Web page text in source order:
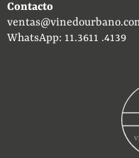
Contacto
WhatsApp: 11.3611 .4139